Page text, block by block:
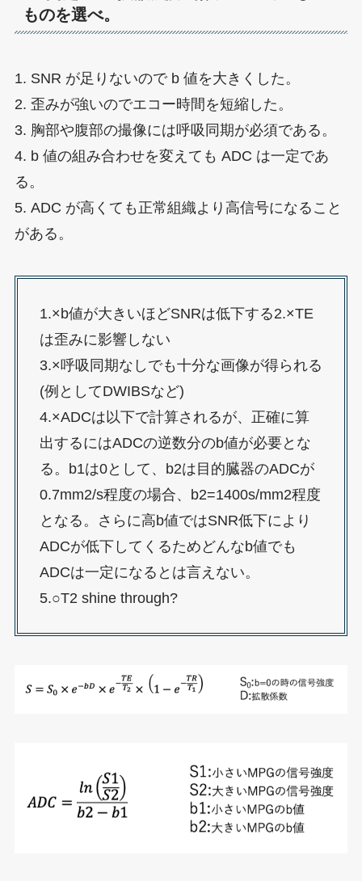
ものを選べ。
1. SNR が足りないので b 値を大きくした。
2. 歪みが強いのでエコー時間を短縮した。
3. 胸部や腹部の撮像には呼吸同期が必須である。
4. b 値の組み合わせを変えても ADC は一定であ
る。
5. ADC が高くても正常組織より高信号になること
がある。
1.×b値が大きいほどSNRは低下する2.×TE
は歪みに影響しない
3.×呼吸同期なしでも十分な画像が得られる
(例としてDWIBSなど)
4.×ADCは以下で計算されるが、正確に算
出するにはADCの逆数分のb値が必要とな
る。b1は0として、b2は目的臓器のADCが
0.7mm2/s程度の場合、b2=1400s/mm2程度
となる。さらに高b値ではSNR低下により
ADCが低下してくるためどんなb値でも
ADCは一定になるとは言えない。
5.○T2 shine through?